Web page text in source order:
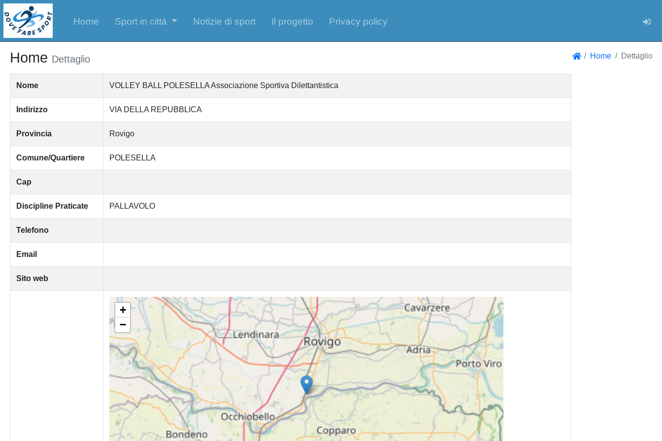
Home Sport in città Notizie di sport Il progetto Privacy policy
Home Dettaglio Home Dettaglio
Nome VOLLEY BALL POLESELLA Associazione Sportiva Dilettantistica
Indirizzo VIA DELLA REPUBBLICA
Provincia Rovigo
Comune/Quartiere POLESELLA
Cap
Discipline Praticate PALLAVOLO
Telefono
Email
Sito web
+
−